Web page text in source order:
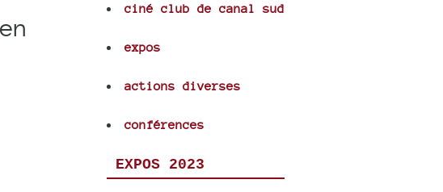
ciné club de canal sud
expos
actions diverses
conférences
EXPOS 2023